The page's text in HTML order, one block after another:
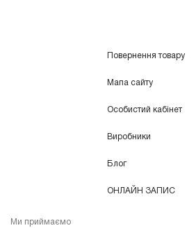
Повернення товару
Мапа сайту
Особистий кабінет
Виробники
Блог
ОНЛАЙН ЗАПИС
Ми приймаємо